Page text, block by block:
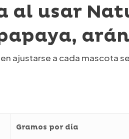
al usar
ajustarse a cada mascota
Gramos por día